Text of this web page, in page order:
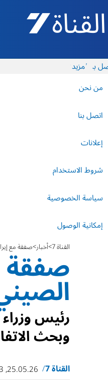
القناة 7 - أروتس شيفع
بنا
من نحن
اتصل بنا
إعلانات
شروط الاستخدام
سياسة الخصوصية
إمكانية الوصول
المزيد
القناة 7 أخبار صفقة معصفقة
رئيس
وبحث
القناة 7
25.05.26, 15:23